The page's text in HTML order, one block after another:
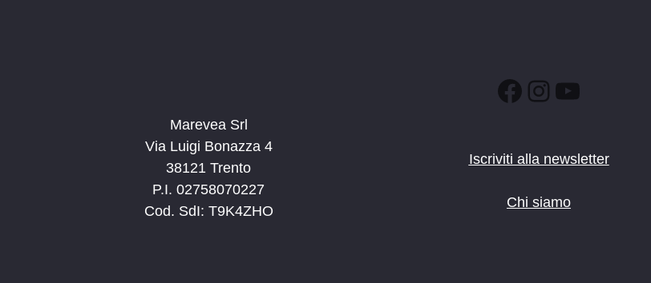
Marevea Srl
Via Luigi Bonazza 4
38121 Trento
P.I. 02758070227
Cod. SdI: T9K4ZHO
Facebook
Instagram
YouTube
Iscriviti alla newsletter
Chi siamo